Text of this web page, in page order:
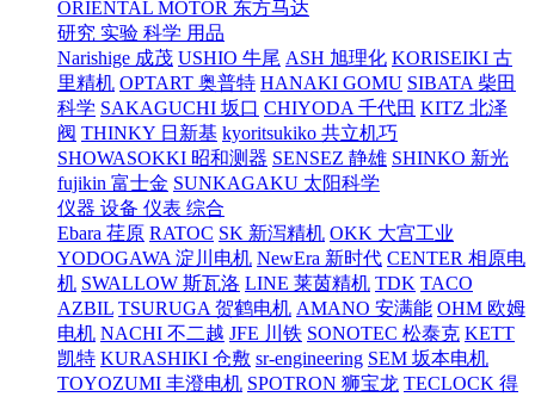
ORIENTAL MOTOR 东方马达
研究 实验 科学 用品
Narishige 成茂 USHIO 牛尾 ASH 旭理化 KORISEIKI 古
里精机 OPTART 奥普特 HANAKI GOMU SIBATA 柴田
科学 SAKAGUCHI 坂口 CHIYODA 千代田 KITZ 北泽
阀 THINKY 日新基 kyoritsukiko 共立机巧
SHOWASOKKI 昭和测器 SENSEZ 静雄 SHINKO 新光
fujikin 富士金 SUNKAGAKU 太阳科学
仪器 设备 仪表 综合
Ebara 荏原 RATOC SK 新泻精机 OKK 大宫工业
YODOGAWA 淀川电机 NewEra 新时代 CENTER 相原电
机 SWALLOW 斯瓦洛 LINE 莱茵精机 TDK TACO
AZBIL TSURUGA 贺鹤电机 AMANO 安满能 OHM 欧姆
电机 NACHI 不二越 JFE 川铁 SONOTEC 松泰克 KETT
凯特 KURASHIKI 仓敷 sr-engineering SEM 坂本电机
TOYOZUMI 丰澄电机 SPOTRON 狮宝龙 TECLOCK 得